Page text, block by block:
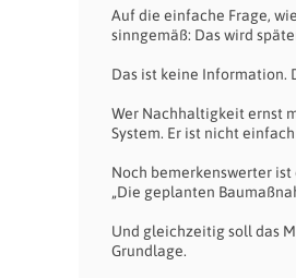
Auf die einfache Frage,
sinngemäß: Das wird
Das ist keine Information.
Wer Nachhaltigkeit ernst
System. Er ist nicht
Noch bemerkenswerter
„Die geplanten
Und gleichzeitig soll das
Grundlage.